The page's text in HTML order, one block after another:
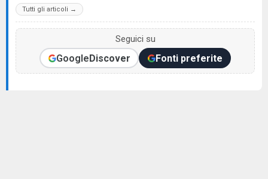
Tutti gli articoli →
Seguici su
GoogleDiscover Fonti preferite